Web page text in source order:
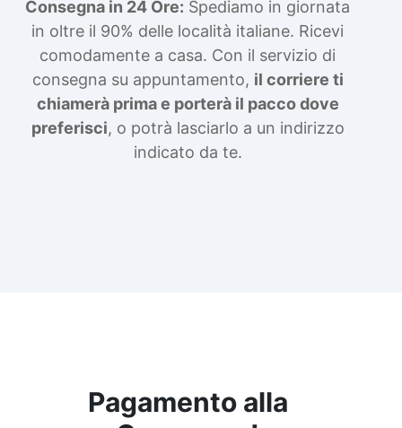
Consegna in 24 Ore: Spediamo in giornata
in oltre il 90% delle località italiane. Ricevi
comodamente a casa. Con il servizio di
consegna su appuntamento, il corriere ti
chiamerà prima e porterà il pacco dove
preferisci, o potrà lasciarlo a un indirizzo
indicato da te.
Pagamento alla